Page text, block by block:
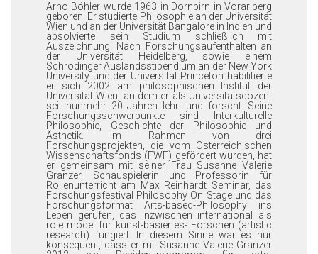
Arno Böhler wurde 1963 in Dornbirn in Vorarlberg
geboren. Er studierte Philosophie an der Universität
Wien und an der Universität Bangalore in Indien und
absolvierte sein Studium schließlich mit
Auszeichnung. Nach Forschungsaufenthalten an
der Universität Heidelberg, sowie einem
Schrödinger Auslandsstipendium an der New York
University und der Universität Princeton habilitierte
er sich 2002 am philosophischen Institut der
Universität Wien, an dem er als Universitätsdozent
seit nunmehr 20 Jahren lehrt und forscht. Seine
Forschungsschwerpunkte sind Interkulturelle
Philosophie, Geschichte der Philosophie und
Ästhetik. Im Rahmen von drei
Forschungsprojekten, die vom Österreichischen
Wissenschaftsfonds (FWF) gefördert wurden, hat
er gemeinsam mit seiner Frau Susanne Valerie
Granzer, Schauspielerin und Professorin für
Rollenunterricht am Max Reinhardt Seminar, das
Forschungsfestival Philosophy On Stage und das
Forschungsformat Arts-based-Philosophy ins
Leben gerufen, das inzwischen international als
role model für kunst-basiertes- Forschen (artistic
research) fungiert. In diesem Sinne war es nur
konsequent, dass er mit Susanne Valerie Granzer